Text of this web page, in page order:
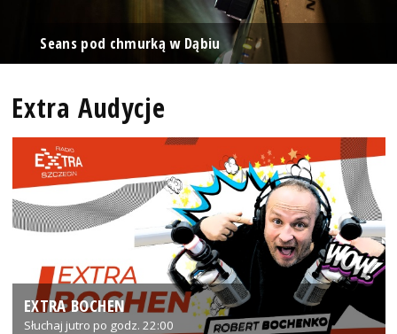
Seans pod chmurką w Dąbiu
Extra Audycje
EXTRA BOCHEN
Słuchaj jutro po godz. 22:00